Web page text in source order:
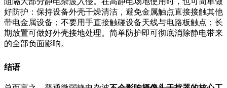
好防护：保持设备外壳干燥清洁，避免金属触点直接接触其他
带电金属设备；不要用手直接触碰设备天线与电路板触点；长
期放置可做好外壳接地处理。简单防护即可彻底消除静电带来
的全部负面影响。
结语